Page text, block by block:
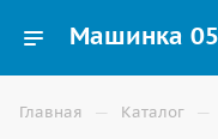
Главная — Каталог —